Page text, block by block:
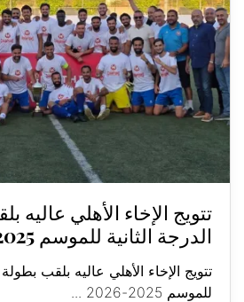
تتويج الإخاء الأهلي
الدرجة الثانية للموسم 2025-2026
تتويج الإخاء الأهلي عاليه بلقب
للموسم 2025-2026 ...